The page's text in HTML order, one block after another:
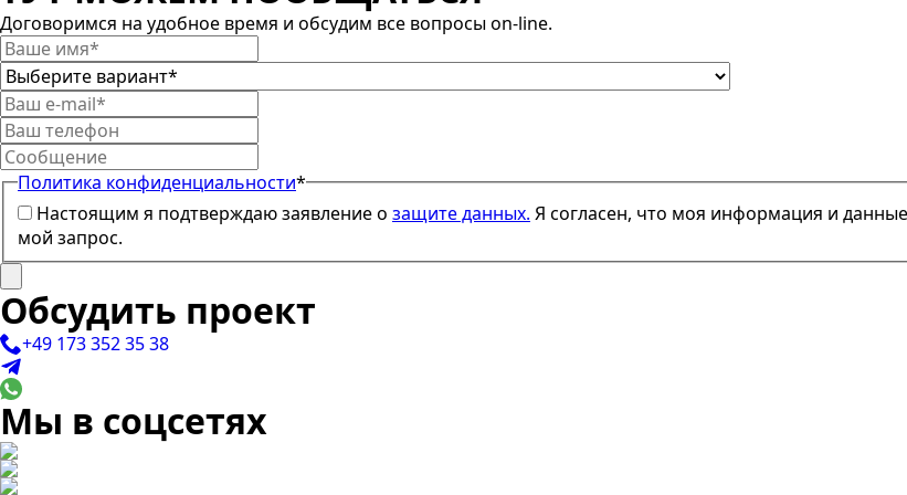
Договоримся на удобное время и обсудим все вопросы on-line.
Политика конфиденциальности*
Настоящим я подтверждаю заявление о защите данных. Я согласен, что моя информация и
мой запрос.
Обсудить проект
+49 173 352 35 38
Мы в соцсетях